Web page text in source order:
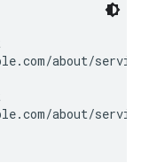
about/
about/